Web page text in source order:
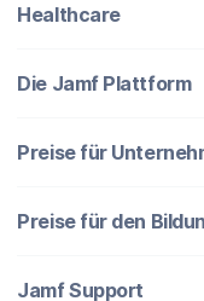
Healthcare
Die Jamf Plattform
Preise für
Preise für den
Jamf Support